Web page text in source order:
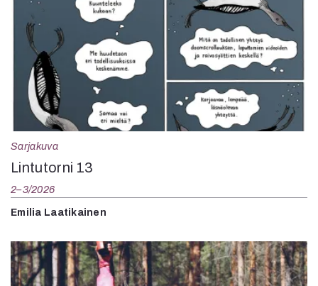
Sarjakuva
Lintutorni 13
2–3/2026
Emilia Laatikainen